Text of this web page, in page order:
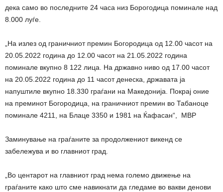
дека само во последните 24 часа низ Борогодица поминале над
8.000 луѓе.
„На излез од граничниот премин Богородица од 12.00 часот на
20.05.2022 година до 12.00 часот на 21.05.2022 година
поминале вкупно 8 122 лица. На државно ниво од 17.00 часот
на 20.05.2022 година до 11 часот денеска, државата ја
напуштиле вкупно 18.330 граѓани на Македонија. Покрај оние
на преминот Богородица, на граничниот премин во Табаноце
поминале 4211, на Блаце 3350 и 1981 на Ќафасан“, МВР
Заминување на граѓаните за продолжениот викенд се
забележува и во главниот град.
„Во центарот на главниот град нема големо движење на
граѓаните како што сме навикнати да гледаме во вакви денови